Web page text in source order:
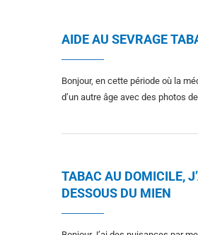
AIDE AU SEVRAGE
Bonjour, en cette période où la
d’un autre âge avec des photos
TABAC AU DOMICILE,
DESSOUS DU MIEN